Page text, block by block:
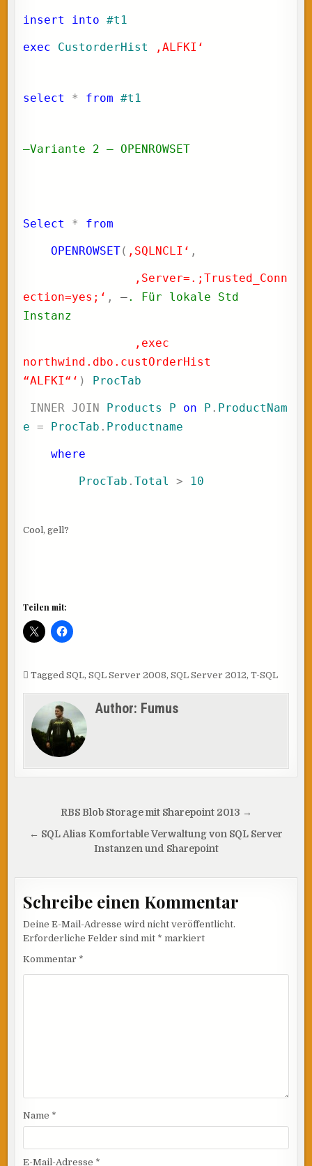
insert into#t1
exec CustorderHist ‚ALFKI‘
select * from#t1
–Variante 2 – OPENROWSET
Select * from
OPENROWSET( ‚SQLNCLI‘ ,
‚Server=.;Trusted_Conn
ection=yes;‘ ,—. Für lokale Std
Instanz
‚exec
northwind.dbo.custOrderHist
“ALFKI“‘ ) ProcTab
INNER JOIN Products P on P . ProductNam
e = ProcTab . Productname
where
ProcTab .Total > 10
Cool, gell?
Teilen mit:
TaggedSQL,SQL Server 2008,SQL Server 2012,T-SQL
Author: Fumus
Beitragsnavigation
RBS Blob Storage mit Sharepoint 2013 →
← SQL Alias Komfortable Verwaltung von SQL Server
Instanzen und Sharepoint
Schreibe einen Kommentar
Deine E-Mail-Adresse wird nicht veröffentlicht.
Erforderliche Felder sind mit * markiert
Kommentar *
Name *
E-Mail-Adresse *